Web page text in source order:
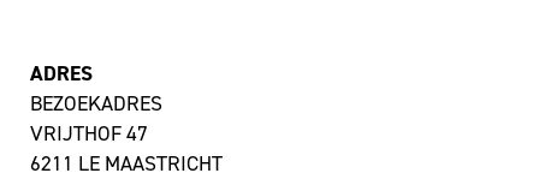
ADRES
BEZOEKADRES
VRIJTHOF 47
6211 LE MAASTRICHT